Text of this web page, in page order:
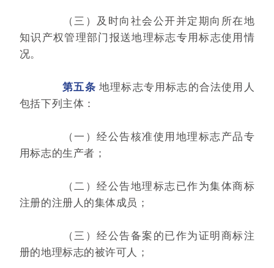
（三）及时向社会公开并定期向所在地
知识产权管理部门报送地理标志专用标志使用情
况。
第五条 地理标志专用标志的合法使用人
包括下列主体：
（一）经公告核准使用地理标志产品专
用标志的生产者；
（二）经公告地理标志已作为集体商标
注册的注册人的集体成员；
（三）经公告备案的已作为证明商标注
册的地理标志的被许可人；